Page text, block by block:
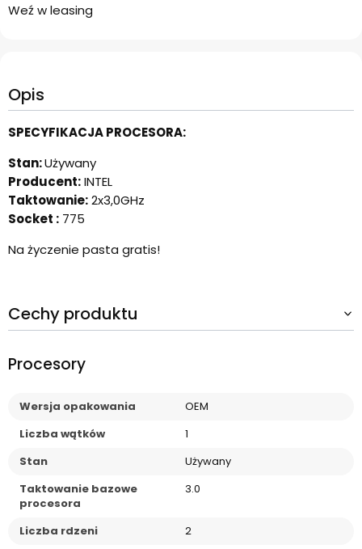
Weź w leasing
Opis
SPECYFIKACJA PROCESORA:
Stan:Używany
Producent:INTEL
Taktowanie:2x3,0GHz
Socket : 775
Na życzenie pasta gratis!
Cechy produktu
Procesory
Wersja opakowania
OEM
Liczba wątków
1
Stan
Używany
Taktowanie bazowe
procesora
3.0
Liczba rdzeni
2